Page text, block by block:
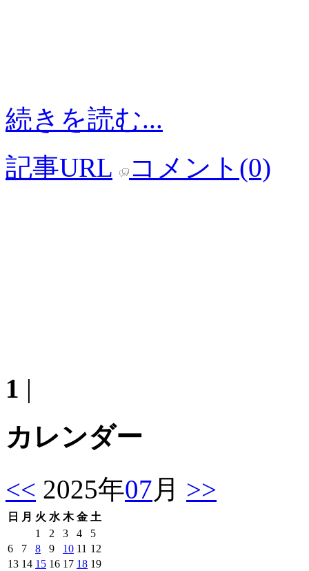
続きを読む...
記事URL
コメント(0)
1 |
カレンダー
<< 2025年07月 >>
日 月 火 水 木 金 土
1
2 3 4
5
6
7 8 9 10 11 12
13 14 15 16 17 18 19